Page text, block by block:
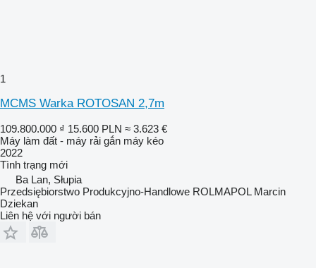
1
MCMS Warka ROTOSAN 2,7m
109.800.000 ₫ 15.600 PLN ≈ 3.623 €
Máy làm đất - máy rải gắn máy kéo
2022
Tình trạng mới
Ba Lan, Słupia
Przedsiębiorstwo Produkcyjno-Handlowe ROLMAPOL Marcin
Dziekan
Liên hệ với người bán